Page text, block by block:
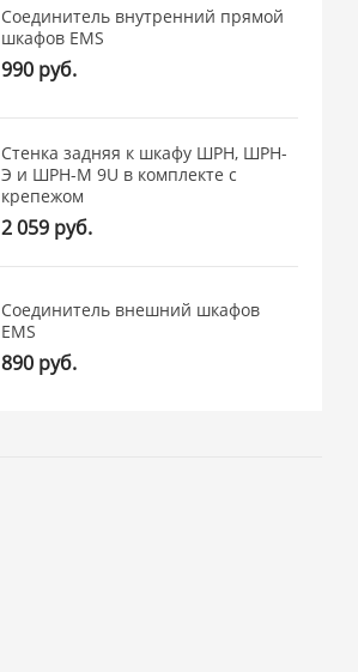
Соединитель внутренний прямой
шкафов EMS
990 руб.
Стенка задняя к шкафу ШРН, ШРН-
Э и ШРН-М 9U в комплекте с
крепежом
2 059 руб.
Соединитель внешний шкафов
EMS
890 руб.